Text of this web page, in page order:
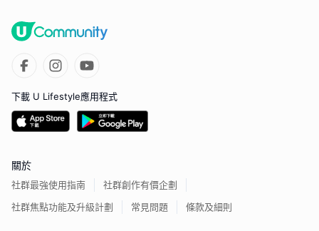
下載 U Lifestyle應用程式
關於
社群最強使用指南
社群創作有價企劃
社群焦點功能及升級計劃
常見問題 條款及細則